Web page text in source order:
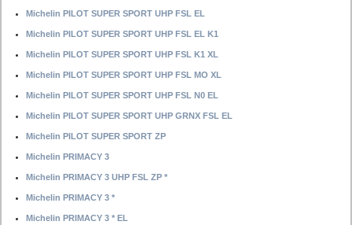
Michelin PILOT SUPER SPORT UHP FSL EL
Michelin PILOT SUPER SPORT UHP FSL EL K1
Michelin PILOT SUPER SPORT UHP FSL K1 XL
Michelin PILOT SUPER SPORT UHP FSL MO XL
Michelin PILOT SUPER SPORT UHP FSL N0 EL
Michelin PILOT SUPER SPORT UHP GRNX FSL EL
Michelin PILOT SUPER SPORT ZP
Michelin PRIMACY 3
Michelin PRIMACY 3 UHP FSL ZP *
Michelin PRIMACY 3 *
Michelin PRIMACY 3 * EL